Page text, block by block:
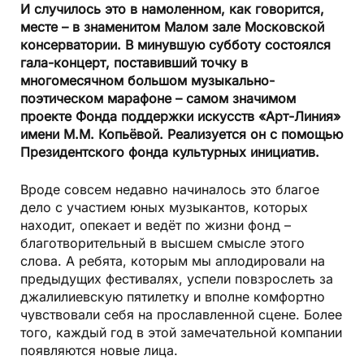
И случилось это в намоленном, как говорится,
месте – в знаменитом Малом зале Московской
консерватории. В минувшую субботу состоялся
гала-концерт, поставивший точку в
многомесячном большом музыкально-
поэтическом марафоне – самом значимом
проекте Фонда поддержки искусств «Арт-Линия»
имени М.М. Копьёвой. Реализуется он с помощью
Президентского фонда культурных инициатив.
Вроде совсем недавно начиналось это благое
дело с участием юных музыкантов, которых
находит, опекает и ведёт по жизни фонд –
благотворительный в высшем смысле этого
слова. А ребята, которым мы аплодировали на
предыдущих фестивалях, успели повзрослеть за
джалилиевскую пятилетку и вполне комфортно
чувствовали себя на прославленной сцене. Более
того, каждый год в этой замечательной компании
появляются новые лица.